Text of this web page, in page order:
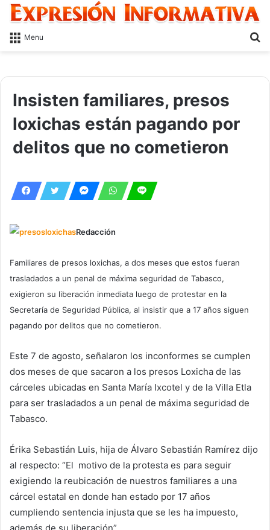
Menu
Insisten familiares, presos
loxichas están pagando por
delitos que no cometieron
Redacción
Familiares de presos loxichas, a dos meses que estos fueran
trasladados a un penal de máxima seguridad de Tabasco,
exigieron su liberación inmediata luego de protestar en la
Secretaría de Seguridad Pública, al insistir que a 17 años siguen
pagando por delitos que no cometieron.
Este 7 de agosto, señalaron los inconformes se cumplen
dos meses de que sacaron a los presos Loxicha de las
cárceles ubicadas en Santa María Ixcotel y de la Villa Etla
para ser trasladados a un penal de máxima seguridad de
Tabasco.
Érika Sebastián Luis, hija de Álvaro Sebastián Ramírez dijo
al respecto: “El motivo de la protesta es para seguir
exigiendo la reubicación de nuestros familiares a una
cárcel estatal en donde han estado por 17 años
cumpliendo sentencia injusta que se les ha impuesto,